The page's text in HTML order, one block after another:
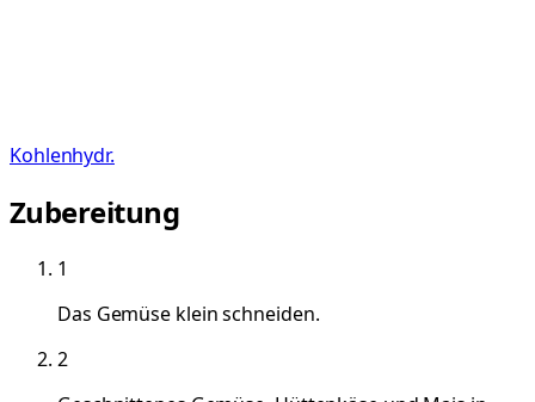
Kohlenhydr.
Zubereitung
1
Das Gemüse klein schneiden.
2